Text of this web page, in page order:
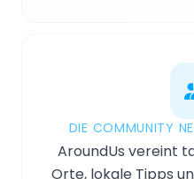
DIE COMMUNITY
AroundUs vereint
Orte, lokale Tipps